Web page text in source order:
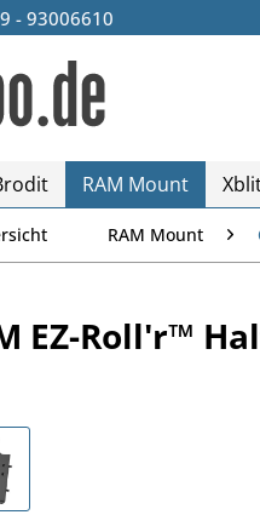
- 93006610
RAM Mount
RAM Mount
EZ-Roll'r™